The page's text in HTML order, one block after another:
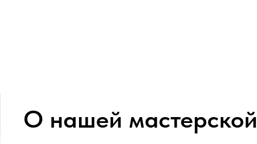
О нашей мастерской